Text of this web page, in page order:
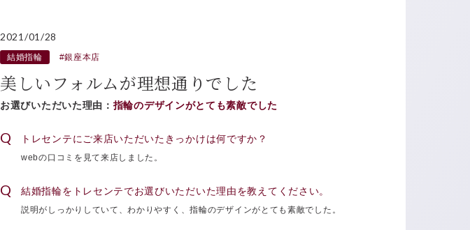
2021/01/28
結婚指輪 #銀座本店
美しいフォルムが理想通りでした
お選びいただいた理由： 指輪のデザインがとても素敵でした
トレセンテにご来店いただいたきっかけは何ですか？
webの口コミを見て来店しました。
結婚指輪をトレセンテでお選びいただいた理由を教えてください。
説明がしっかりしていて、わかりやすく、指輪のデザインがとても素敵でした。